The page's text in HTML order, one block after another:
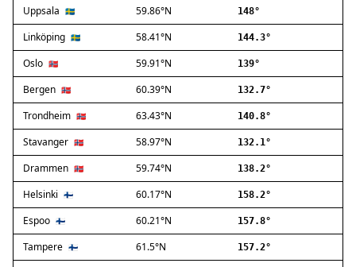
Birkerød
Brøndby
Charlottenlund
Dragør
Farum
Fredensborg
Frederiksberg
Frederikssund
Frederiksværk
Gentofte
Gladsaxe
Glostrup
Greve
Hedehusene
Uppsala 🇸🇪 59.86°N 148°
Linköping 🇸🇪 58.41°N 144.3°
Oslo 🇳🇴 59.91°N 139°
Bergen 🇳🇴 60.39°N 132.7°
Trondheim 🇳🇴 63.43°N 140.8°
Stavanger 🇳🇴 58.97°N 132.1°
Drammen 🇳🇴 59.74°N 138.2°
Helsinki 🇫🇮 60.17°N 158.2°
Espoo 🇫🇮 60.21°N 157.8°
Tampere 🇫🇮 61.5°N 157.2°